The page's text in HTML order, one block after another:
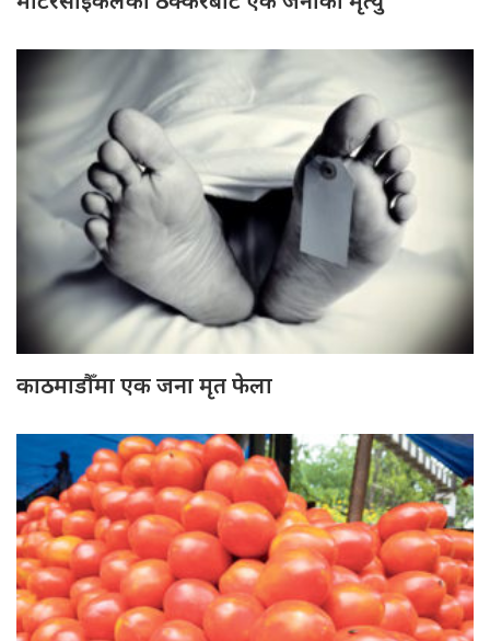
काठमाडौँमा एक जना मृत फेला